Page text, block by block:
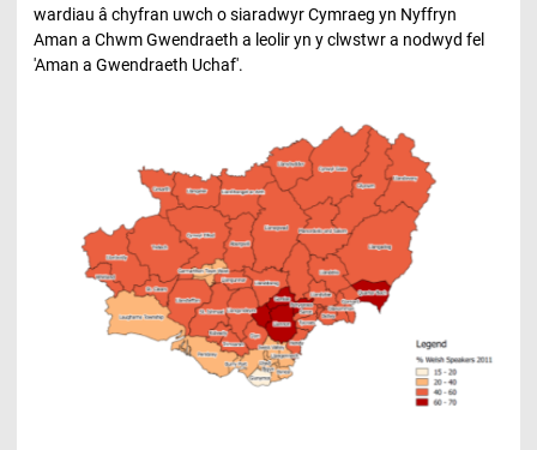
wardiau â chyfran uwch o siaradwyr Cymraeg yn Nyffryn
Aman a Chwm Gwendraeth a leolir yn y clwstwr a nodwyd fel
'Aman a Gwendraeth Uchaf'.